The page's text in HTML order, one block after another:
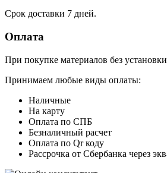
Срок доставки 7 дней.
Оплата
При покупке материалов без
Принимаем любые виды оплаты:
Наличные
На карту
Оплата по СПБ
Безналичный расчет
Оплата по Qr коду
Рассрочка от Сбербанка через